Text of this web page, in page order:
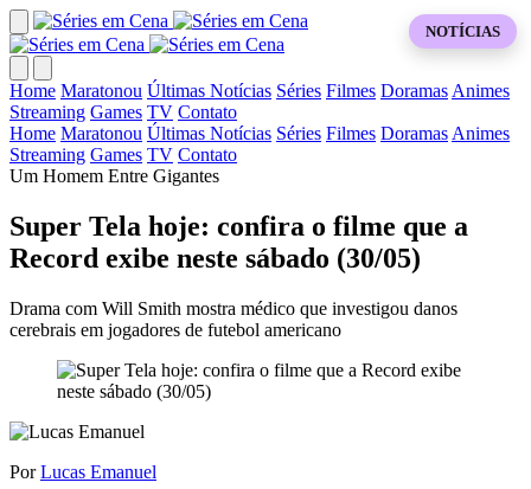
Home Maratonou Últimas Notícias Séries Filmes Doramas Animes
Streaming Games TV Contato
Home Maratonou Últimas Notícias Séries Filmes Doramas Animes
Streaming Games TV Contato
Um Homem Entre Gigantes
Super Tela hoje: confira o filme que a
Record exibe neste sábado (30/05)
Drama com Will Smith mostra médico que investigou danos
cerebrais em jogadores de futebol americano
NOTÍCIAS
PorLucas Emanuel